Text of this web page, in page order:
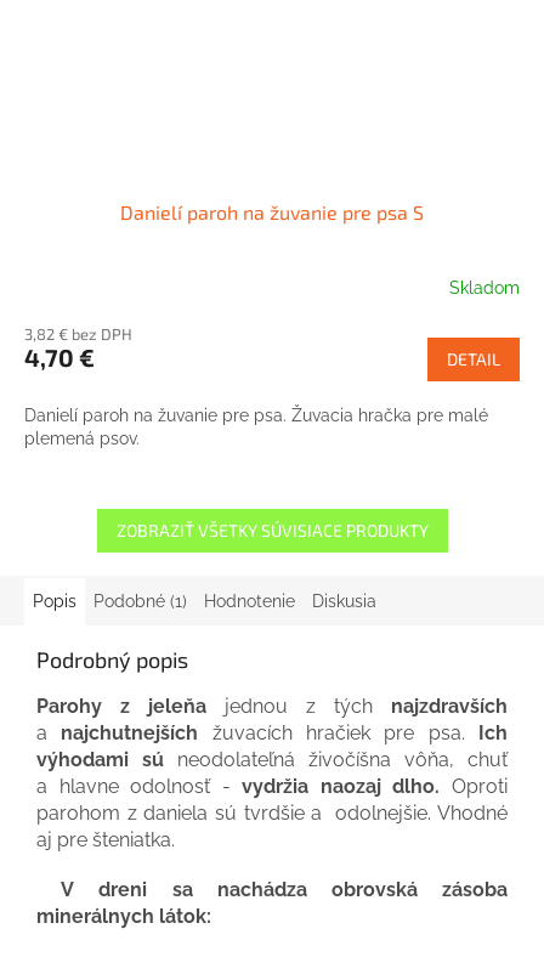
Danielí paroh na žuvanie pre psa S
Skladom
3,82 € bez DPH
4,70 € DETAIL
Danielí paroh na žuvanie pre psa. Žuvacia hračka pre malé
plemená psov.
ZOBRAZIŤ VŠETKY SÚVISIACE PRODUKTY
Popis Podobné (1) Hodnotenie Diskusia
Podrobný popis
Parohy z jeleňa jednou z tých najzdravších
a najchutnejších žuvacích hračiek pre psa. Ich
výhodami sú neodolateľná živočíšna vôňa, chuť
a hlavne odolnosť -vydržia naozaj dlho.Oproti
parohom z daniela sú tvrdšie a odolnejšie. Vhodné
aj pre šteniatka.
V dreni sa nachádza obrovská zásoba
minerálnych látok: